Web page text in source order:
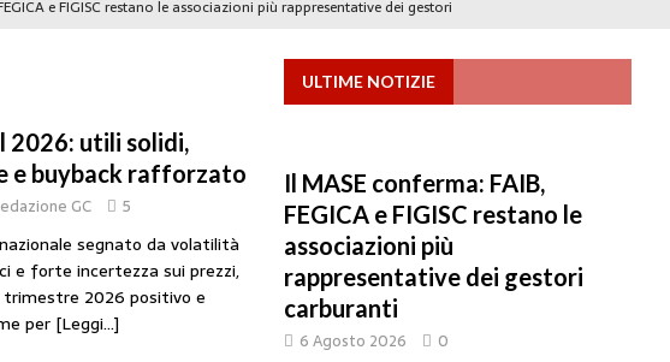
e FIGISC restano le associazioni più rappresentative dei gestori
benzina’ a ‘Qui la benzina non c’è’: l’emergenza approvvigionamenti
il taglio accise fino al 25 agosto
MERCATO PREZZI CARBURANTI
«Il prezzo lo decidono le compagnie, non i benzinai. Serve un prezzo
gestori: intesa triennale firmata con Faib, Fegica e Figisc
COMUNICATI
2026: utili solidi,
e buyback rafforzato
GC 5
segnato da volatilità
e forte incertezza sui prezzi,
trimestre 2026 positivo e
per [Leggi…]
ULTIME NOTIZIE
Il MASE conferma: FAIB,
FEGICA e FIGISC restano le
associazioni più
rappresentative dei gestori
carburanti
6 Agosto 2026 0